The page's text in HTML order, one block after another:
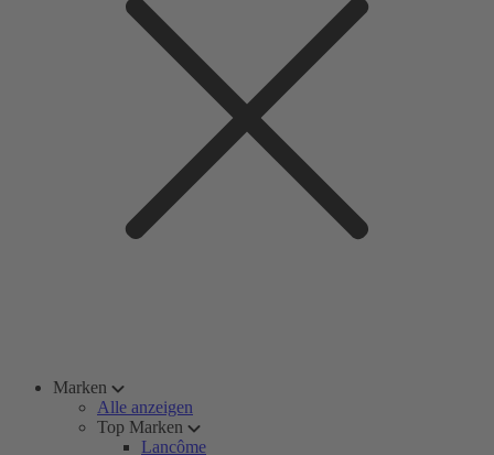
Marken
Alle anzeigen
Top Marken
Lancôme